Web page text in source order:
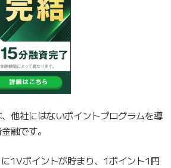
、他社にはないポイントプログラムを導
融です。
1Vポイントが貯まり、1ポイント1円